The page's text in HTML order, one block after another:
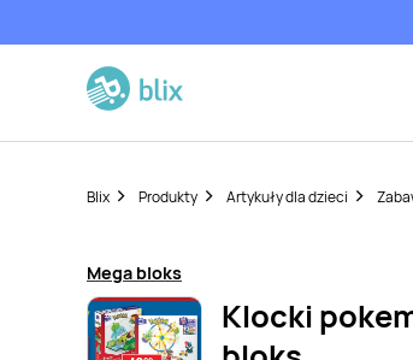
Blix Produkty Artykuły dla dzieci
Mega bloks
Klocki